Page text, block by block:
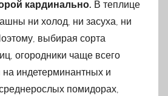
кардинально. В теплице
ни холод, ни засуха, ни
выбирая сорта
огородники чаще всего
индетерминантных и
помидорах,